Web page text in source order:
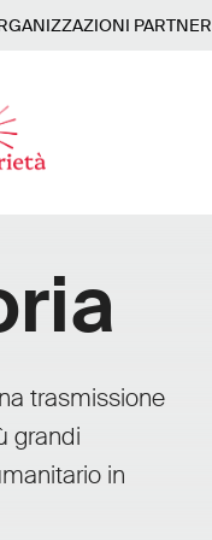
PARTNER
trasmissione
grandi
in